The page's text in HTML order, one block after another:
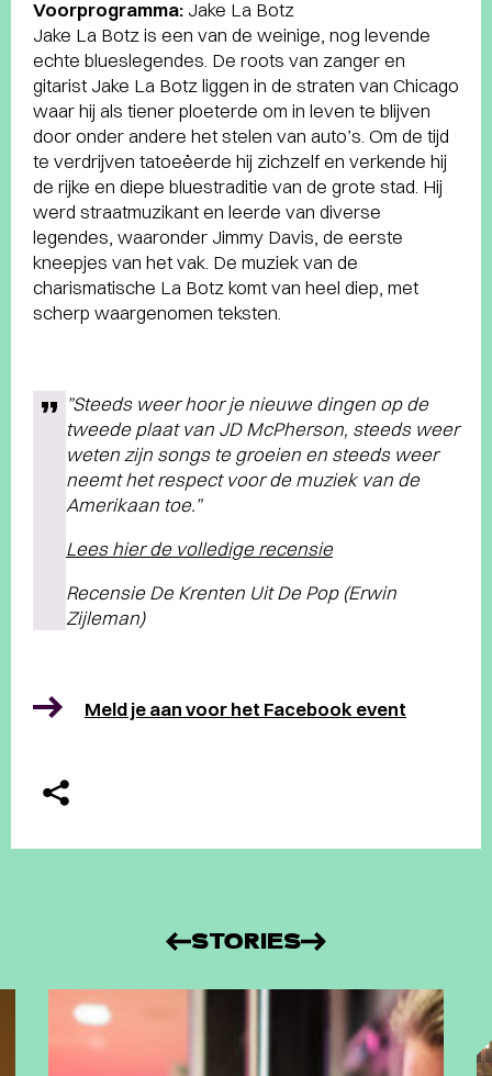
Voorprogramma: Jake La Botz
Jake La Botz is een van de weinige, nog levende
echte blueslegendes. De roots van zanger en
gitarist Jake La Botz liggen in de straten van Chicago
waar hij als tiener ploeterde om in leven te blijven
door onder andere het stelen van auto’s. Om de tijd
te verdrijven tatoeëerde hij zichzelf en verkende hij
de rijke en diepe bluestraditie van de grote stad. Hij
werd straatmuzikant en leerde van diverse
legendes, waaronder Jimmy Davis, de eerste
kneepjes van het vak. De muziek van de
charismatische La Botz komt van heel diep, met
scherp waargenomen teksten.
”Steeds weer hoor je nieuwe dingen op de
tweede plaat van JD McPherson, steeds weer
weten zijn songs te groeien en steeds weer
neemt het respect voor de muziek van de
Amerikaan toe.”
Lees hier de volledige recensie
Recensie De Krenten Uit De Pop (Erwin
Zijleman)
Meld je aan voor het Facebook event
STORIES